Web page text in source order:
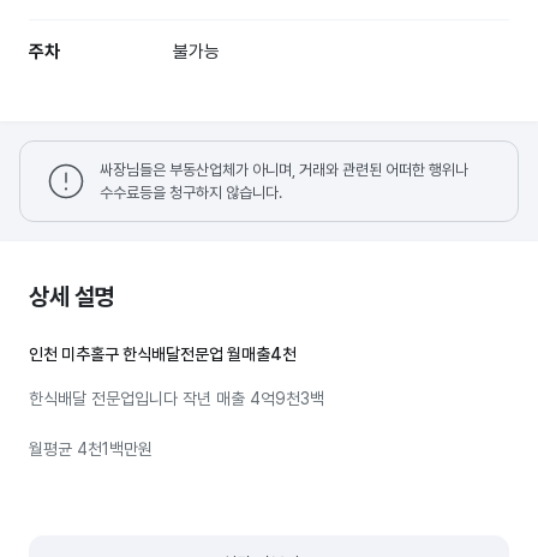
주차 불가능
싸장님들은 부동산업체가 아니며, 거래와 관련된 어떠한 행위나
수수료등을 청구하지 않습니다.
상세 설명
인천 미추홀구 한식배달전문업 월매출4천
한식배달 전문업입니다 작년 매출 4억9천3백
월평균 4천1백만원